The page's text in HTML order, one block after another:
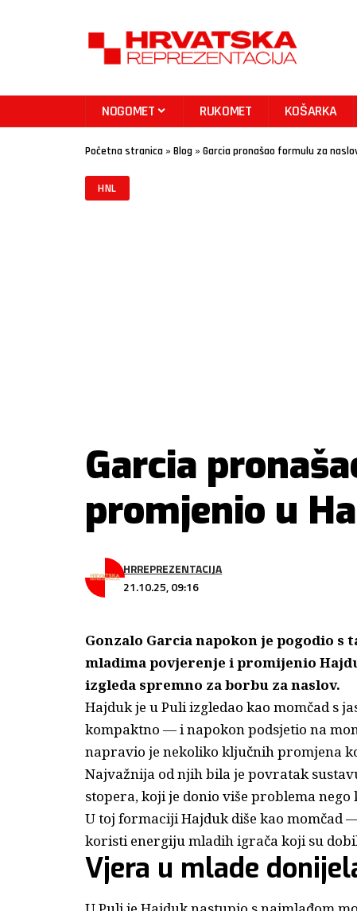
NOGOMET RUKOMET KOŠARKA
Početna stranica » Blog » Garcia pronašao formulu za
HNL
Garcia
promjenio u
21.10.25, 09:16
HRREPREZENTACIJA
Gonzalo Garcia napokon je pogodio
mladima povjerenje i promijenio
izgleda spremno za borbu za naslov.
Hajduk je u Puli izgledao kao momčad s
kompaktno — i napokon podsjetio na
napravio je nekoliko ključnih promjena
Najvažnija od njih bila je povratak
stopera, koji je donio više problema
U toj formaciji Hajduk diše kao
koristi energiju mladih igrača koji su
Vjera u mlade